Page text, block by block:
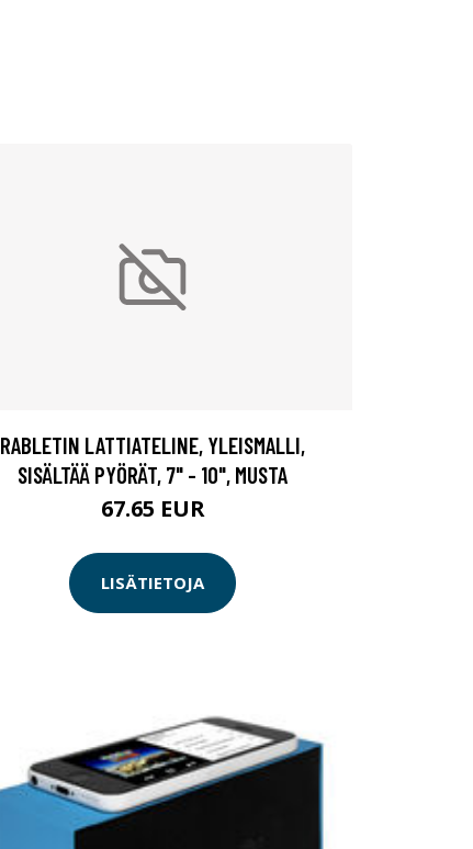
RABLETIN LATTIATELINE, YLEISMALLI,
SISÄLTÄÄ PYÖRÄT, 7" - 10", MUSTA
67.65 EUR
LISÄTIETOJA